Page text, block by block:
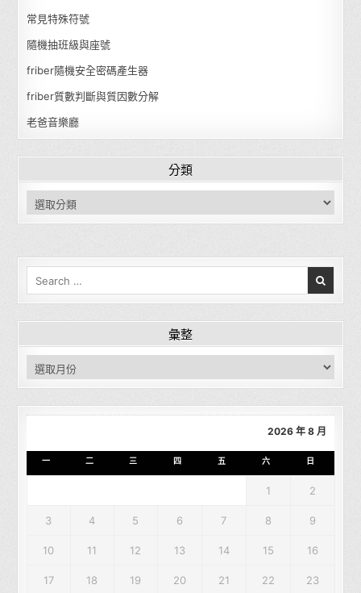
常見特殊符號
隨機抽班級與座號
friber隨機安全密碼產生器
friber質數判斷與質因數分解
老爸音樂廳
分類
分類
彙整
彙整
2026 年 8 月
一 二 三 四 五 六 日
1 2
3 4 5 6 7 8 9
10 11 12 13 14 15 16
17 18 19 20 21 22 23